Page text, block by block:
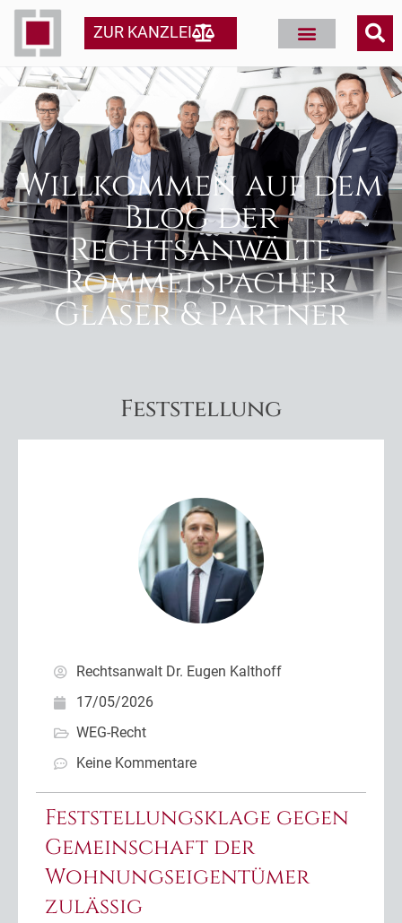
ZUR KANZLEI
Willkommen auf dem
Blog der
Rechtsanwälte
Rommelspacher
Glaser & Partner
Feststellung
Rechtsanwalt Dr. Eugen Kalthoff
17/05/2026
WEG-Recht
Keine Kommentare
Feststellungsklage gegen
Gemeinschaft der
Wohnungseigentümer
zulässig